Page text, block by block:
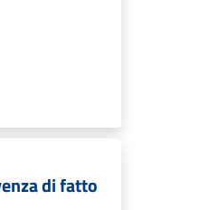
di fatto